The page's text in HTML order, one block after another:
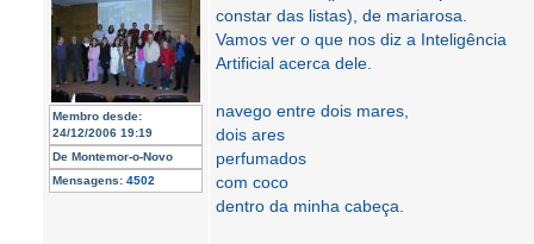
Membro desde:
24/12/2006 19:19
De Montemor-o-Novo
Mensagens: 4502
constar das listas), de mariarosa.
Vamos ver o que nos diz a Inteligência
Artificial acerca dele.
navego entre dois mares,
dois ares
perfumados
com coco
dentro da minha cabeça.